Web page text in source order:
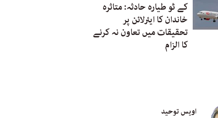
کے ٹو طیارہ حادثہ: متاثرہ
خاندان کا ایئرلائن پر
تحقیقات میں تعاون نہ کرنے
کا الزام
اویس توحید